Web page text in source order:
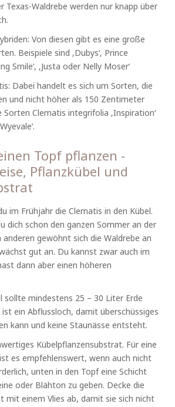
Texas-Waldrebe werden nur knapp über
Von diesen gibt es eine große
Beispiele sind ‚Dubys‘‚ Prince
Smile‘, ‚Justa oder Nelly Moser‘
Dabei handelt es sich um Sorten, die
und nicht höher als 150 Zentimeter
Sorten Clematis integrifolia ‚Inspiration‘
Topf pflanzen -
Pflanzkübel und
im Frühjahr die Clematis in den Kübel.
dich schon den ganzen Sommer an der
gewöhnt sich die Waldrebe an
gut an. Du kannst zwar auch im
dann aber einen höheren
sollte mindestens 25 – 30 Liter Erde
ein Abflussloch, damit überschüssiges
kann und keine Staunässe entsteht.
Kübelpflanzensubstrat. Für eine
es empfehlenswert, wenn auch nicht
unten in den Topf eine Schicht
oder Blähton zu geben. Decke die
mit einem Vlies ab, damit sie sich nicht